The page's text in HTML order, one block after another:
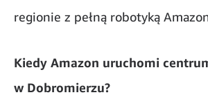
regionie z pełną robotyką
Kiedy Amazon uruchomi
w Dobromierzu?